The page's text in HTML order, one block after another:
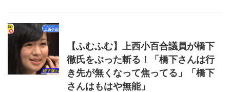
【ふむふむ】上西小百合議員が橋下
徹氏をぶった斬る！「橋下さんは行
き先が無くなって焦ってる」「橋下
さんはもはや無能」